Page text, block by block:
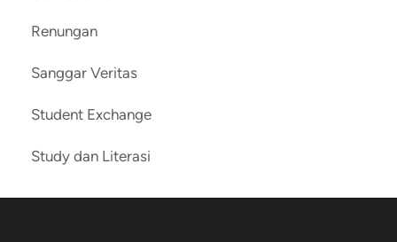
Renungan
Sanggar Veritas
Student Exchange
Study dan Literasi